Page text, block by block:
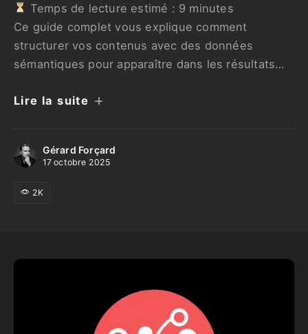
Temps de lecture estimé : 9 minutes
Ce guide complet vous explique comment
structurer vos contenus avec des données
sémantiques pour apparaître dans les résultats
Lire la suite
Gérard Forçard
17 octobre 2025
2K